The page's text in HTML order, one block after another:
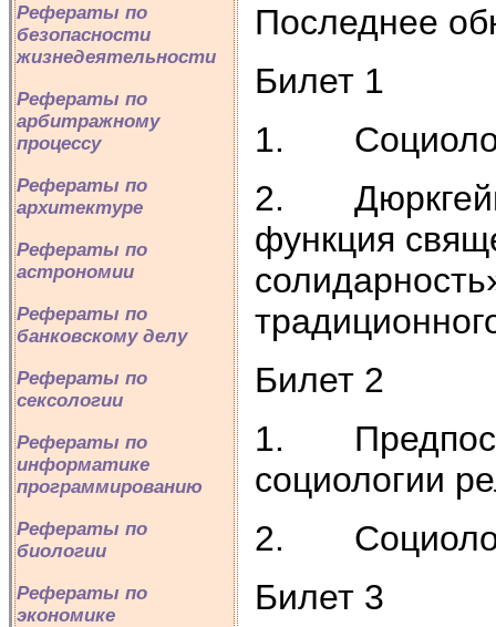
Рефераты по
безопасности
жизнедеятельности
Рефераты по
арбитражному
процессу
Рефераты по
архитектуре
Рефераты по
астрономии
Рефераты по
банковскому делу
Рефераты по
сексологии
Рефераты по
информатике
программированию
Рефераты по
биологии
Рефераты по
экономике
Последнее
Билет 1
1.
2. Дюркгейм
функция
Билет 2
1.
социологии
2.
Билет 3